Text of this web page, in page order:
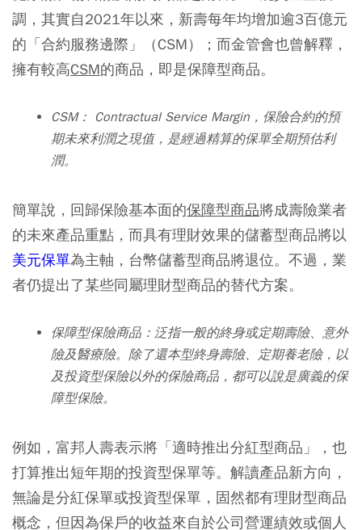
調，其實自2021年以來，新壽每年均增加逾3百億元
的「合約服務邊際」（CSM）；而金管會也曾解釋，
擁有較高CSM的商品，即是保障型商品。
CSM： Contractual Service Margin，保險合約的預
期未來利潤之現值，是經過精算的保單全期預估利
潤。
簡單說，回歸保險基本面的保障型商品將成壽險業者
的未來產品重點，而具有理財效果的儲蓄型商品將以
美元保單為主軸，台幣儲蓄型商品將退位。不過，業
者仍提出了某些同屬理財型商品的替代方案。
保障型保險商品：泛指一般的終身或定期壽險、意外
險及醫療險。除了還本型終身壽險、定期養老險，以
及投資型保險以外的保險商品，都可以說是廣義的保
障型保險。
例如，富邦人壽表示將「適時推出分紅型商品」，也
打算推出短年期的投資型保單等。解讀產品新方向，
無論是分紅保單或投資型保單，固然都有理財型商品
概念，但因為保戶的收益來自於公司營運績效或個人